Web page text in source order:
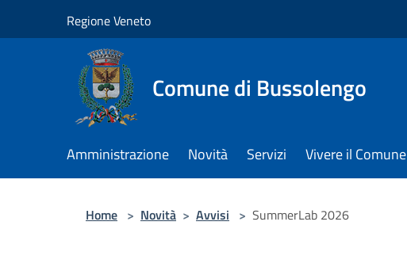
Regione Veneto
Comune di Bussolengo
Amministrazione Novità Servizi Vivere il Comune
Home > Novità > Avvisi > SummerLab 2026